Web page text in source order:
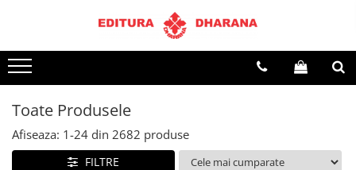
Terapii
Dietoterapie
Toate Produsele
Afiseaza: 1-24 din 2682 produse
FILTRE